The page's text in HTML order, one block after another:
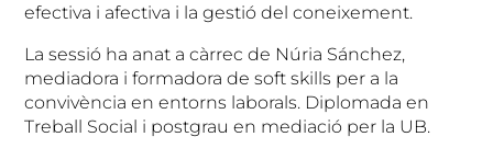
efectiva i afectiva i la gestió del coneixement.
La sessió ha anat a càrrec de Núria Sánchez,
mediadora i formadora de soft skills per a la
convivència en entorns laborals. Diplomada en
Treball Social i postgrau en mediació per la UB.